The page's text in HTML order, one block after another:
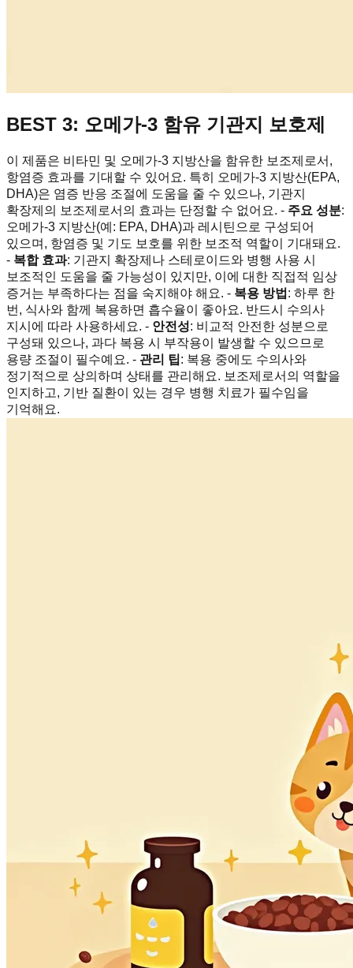
BEST 3: 오메가-3 함유 기관지 보호제
이 제품은 비타민 및 오메가-3 지방산을 함유한 보조제로서,
항염증 효과를 기대할 수 있어요. 특히 오메가-3 지방산(EPA,
DHA)은 염증 반응 조절에 도움을 줄 수 있으나, 기관지
확장제의 보조제로서의 효과는 단정할 수 없어요. - 주요 성분:
오메가-3 지방산(예: EPA, DHA)과 레시틴으로 구성되어
있으며, 항염증 및 기도 보호를 위한 보조적 역할이 기대돼요.
- 복합 효과: 기관지 확장제나 스테로이드와 병행 사용 시
보조적인 도움을 줄 가능성이 있지만, 이에 대한 직접적 임상
증거는 부족하다는 점을 숙지해야 해요. - 복용 방법 : 하루 한
번, 식사와 함께 복용하면 흡수율이 좋아요. 반드시 수의사
지시에 따라 사용하세요. - 안전성: 비교적 안전한 성분으로
구성돼 있으나, 과다 복용 시 부작용이 발생할 수 있으므로
용량 조절이 필수예요. - 관리 팁: 복용 중에도 수의사와
정기적으로 상의하며 상태를 관리해요. 보조제로서의 역할을
인지하고, 기반 질환이 있는 경우 병행 치료가 필수임을
기억해요.